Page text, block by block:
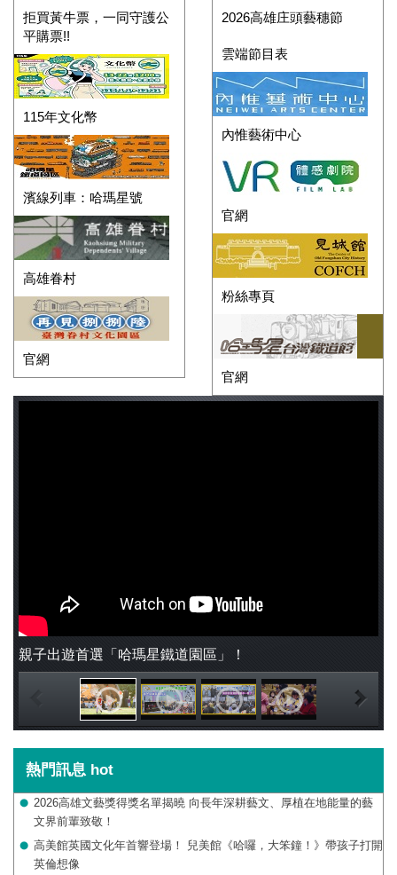
拒買黃牛票，一同守護公
平購票!!
115年文化幣
濱線列車：哈瑪星號
高雄眷村
官網
2026高雄庄頭藝穗節
雲端節目表
內惟藝術中心
官網
粉絲專頁
官網
親子出遊首選「哈瑪星鐵道園區」！
熱門訊息 hot
2026高雄文藝獎得獎名單揭曉 向長年深耕藝文、厚植在地能量的藝
文界前輩致敬！
高美館英國文化年首響登場！ 兒美館《哈囉，大笨鐘！》帶孩子打開
英倫想像